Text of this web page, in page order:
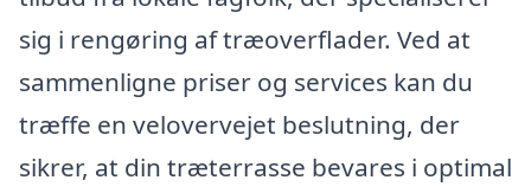
sig i rengøring af træoverflader. Ved at
sammenligne priser og services kan du
træffe en velovervejet beslutning, der
sikrer, at din træterrasse bevares i optimal